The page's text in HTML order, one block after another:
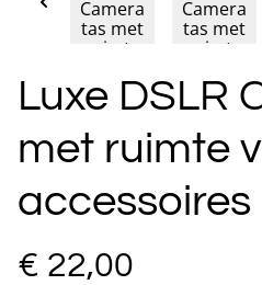
Luxe DSLR
met ruimte
accessoires
€ 22,00